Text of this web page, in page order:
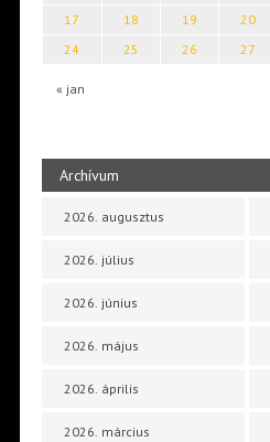
« jan
17
18 19 20
24
25 26 27
Archívum
2026. augusztus
2026. július
2026. június
2026. május
2026. április
2026. március